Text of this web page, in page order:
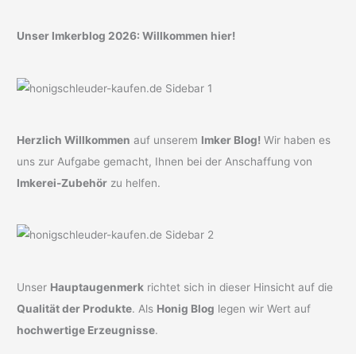
Unser Imkerblog 2026: Willkommen hier!
Herzlich Willkommen auf unserem Imker Blog! Wir haben es
uns zur Aufgabe gemacht, Ihnen bei der Anschaffung von
Imkerei-Zubehör zu helfen.
Unser Hauptaugenmerk richtet sich in dieser Hinsicht auf die
Qualität der Produkte. Als Honig Blog legen wir Wert auf
hochwertige Erzeugnisse.